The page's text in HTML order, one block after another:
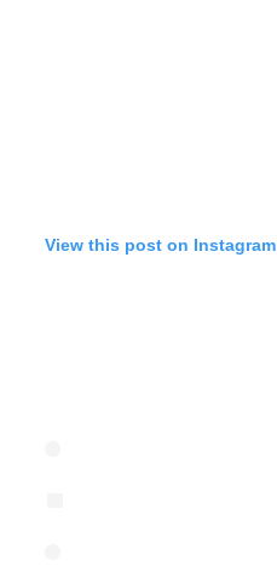
View this post on Instagram